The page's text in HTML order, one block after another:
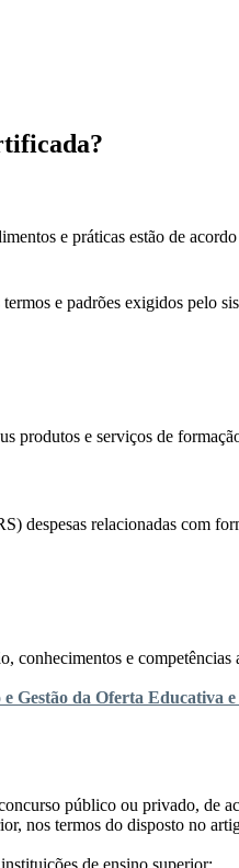
e práticas estão de
e padrões exigidos pelo
produtos e serviços de
despesas relacionadas com
e
Gestão da Oferta Educativa
público ou privado, de
nos termos do disposto no
de ensino superior: